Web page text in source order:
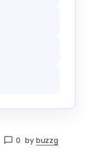
0 bybuzzg